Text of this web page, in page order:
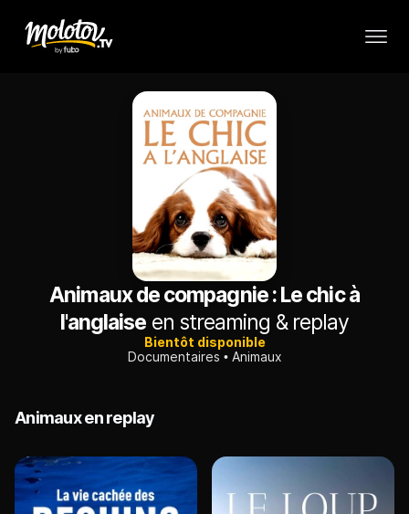
Animaux de compagnie : Le chic à
l'anglaise en streaming & replay
Bientôt disponible
Documentaires
Animaux
Animaux en replay